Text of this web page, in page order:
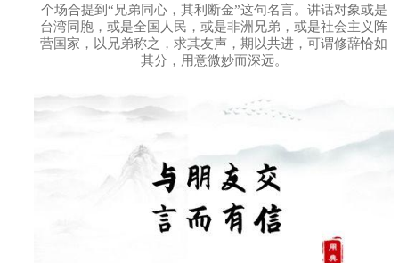
个场合提到“兄弟同心，其利断金”这句名言。讲话对象或是
台湾同胞，或是全国人民，或是非洲兄弟，或是社会主义阵
营国家，以兄弟称之，求其友声，期以共进，可谓修辞恰如
其分，用意微妙而深远。